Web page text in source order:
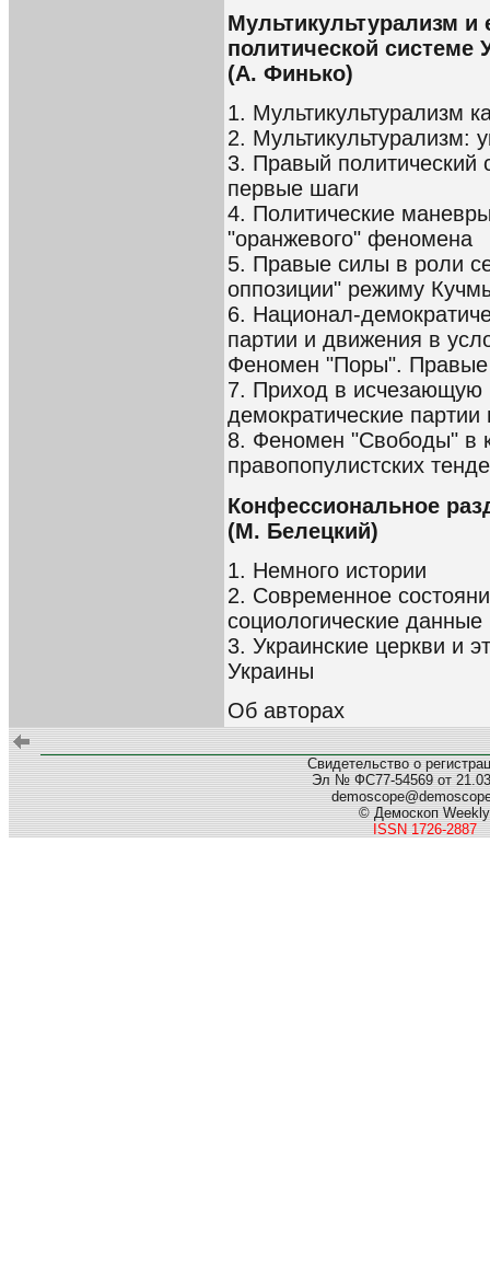
Мультикультурализм
политической системе
(А. Финько)
1. Мультикультурализм
2. Мультикультурализм:
3. Правый политический
первые шаги
4. Политические
"оранжевого" феномена
5. Правые силы в роли
оппозиции" режиму
6. Национал-
партии и движения в
Феномен "Поры". Правые
7. Приход в исчезающую
демократические
8. Феномен "Свободы" в
правопопулистских
Конфессиональное
(М. Белецкий)
1. Немного истории
2. Современное
социологические данные
3. Украинские церкви и
Украины
Об авторах
Свидетельство о
Эл № ФС77-54569 от
© Демоскоп Weekly
ISSN 1726-2887